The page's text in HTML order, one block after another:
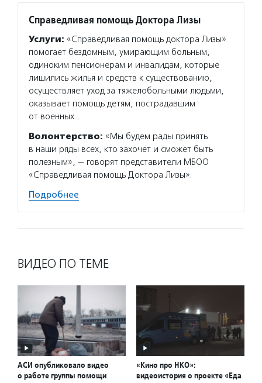
Справедливая помощь Доктора Лизы
Услуги: «Справедливая помощь доктора Лизы»
помогает бездомным, умирающим больным,
одиноким пенсионерам и инвалидам, которые
лишились жилья и средств к существованию,
осуществляет уход за тяжелобольными людьми,
оказывает помощь детям, пострадавшим
от военных…
Волонтерство: «Мы будем рады принять
в наши ряды всех, кто захочет и сможет быть
полезным», — говорят представители МБОО
«Справедливая помощь Доктора Лизы».
Подробнее
ВИДЕО ПО ТЕМЕ
АСИ опубликовало видео
о работе группы помощи
«Кино про НКО»:
видеоистория о проекте «Еда